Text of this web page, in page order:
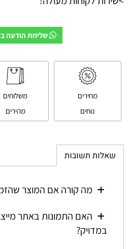
שליחת הודעה
מחירים
נוחים
משלוחים
מהירים
שאלות תשובות
מה קורה אם המוצר
האם התמונות באתר
במדויק?